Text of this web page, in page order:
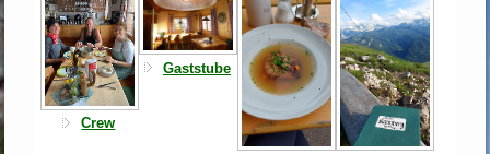
Crew
Gaststube